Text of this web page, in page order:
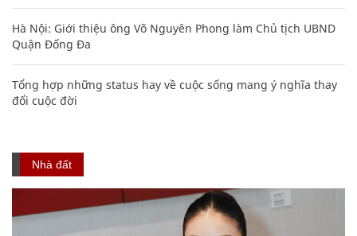
Hà Nội: Giới thiệu ông Võ Nguyên Phong làm Chủ tịch UBND
Quận Đống Đa
Tổng hợp những status hay về cuộc sống mang ý nghĩa thay
đổi cuộc đời
Nhà đất